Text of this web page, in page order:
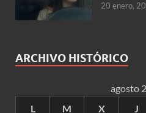
20 enero,
ARCHIVO HISTÓRICO
agosto
L
M X J